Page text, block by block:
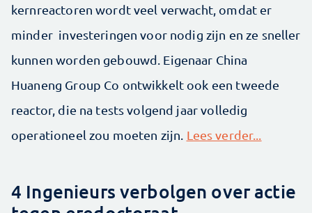
kernreactoren wordt veel verwacht, omdat er
minder investeringen voor nodig zijn en ze sneller
kunnen worden gebouwd. Eigenaar China
Huaneng Group Co ontwikkelt ook een tweede
reactor, die na tests volgend jaar volledig
operationeel zou moeten zijn. Lees verder...
4 Ingenieurs verbolgen over actie